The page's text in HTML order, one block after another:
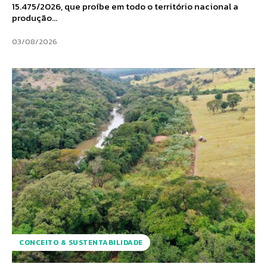
15.475/2026, que proíbe em todo o território nacional a
produção...
03/08/2026
CONCEITO & SUSTENTABILIDADE